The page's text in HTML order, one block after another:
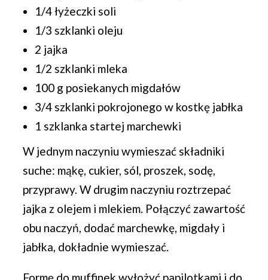
1/4 łyżeczki soli
1/3 szklanki oleju
2 jajka
1/2 szklanki mleka
100 g posiekanych migdałów
3/4 szklanki pokrojonego w kostkę jabłka
1 szklanka startej marchewki
W jednym naczyniu wymieszać składniki
suche: mąkę, cukier, sól, proszek, sodę,
przyprawy. W drugim naczyniu roztrzepać
jajka z olejem i mlekiem. Połączyć zawartość
obu naczyń, dodać marchewkę, migdały i
jabłka, dokładnie wymieszać.